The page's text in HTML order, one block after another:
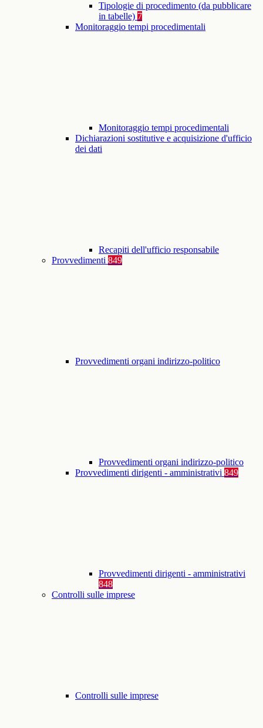
Tipologie di procedimento (da pubblicare
in tabelle) 7
Monitoraggio tempi procedimentali
Monitoraggio tempi procedimentali
Dichiarazioni sostitutive e acquisizione d'ufficio
dei dati
Recapiti dell'ufficio responsabile
Provvedimenti 849
Provvedimenti organi indirizzo-politico
Provvedimenti organi indirizzo-politico
Provvedimenti dirigenti - amministrativi 849
Provvedimenti dirigenti - amministrativi
848
Controlli sulle imprese
Controlli sulle imprese